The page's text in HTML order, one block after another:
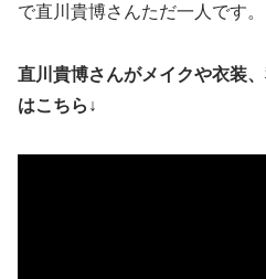
で直川貴博さんただ一人です。
直川貴博さんがメイクや衣装
はこちら↓